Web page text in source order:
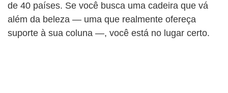
de 40 países. Se você busca uma cadeira que vá
além da beleza — uma que realmente ofereça
suporte à sua coluna —, você está no lugar certo.